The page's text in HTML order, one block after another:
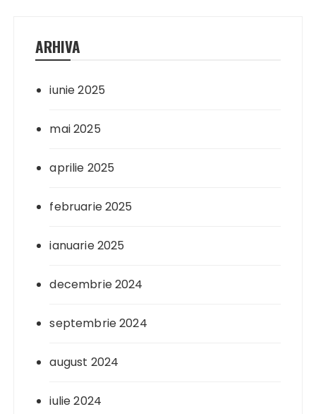
ARHIVA
iunie 2025
mai 2025
aprilie 2025
februarie 2025
ianuarie 2025
decembrie 2024
septembrie 2024
august 2024
iulie 2024